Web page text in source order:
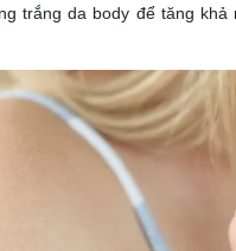
trắng da body để tăng